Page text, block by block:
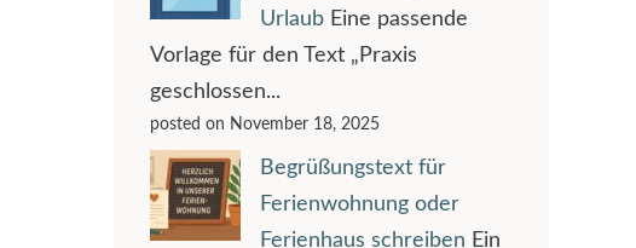
Urlaub Eine passende
Vorlage für den Text „Praxis
geschlossen...
posted on November 18, 2025
Begrüßungstext für
Ferienwohnung oder
Ferienhaus schreiben Ein